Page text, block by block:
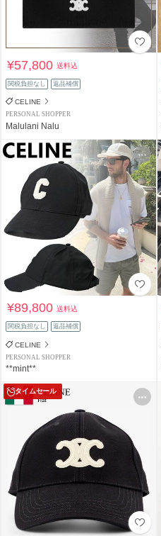
¥57,800送料込
関税負担なし 返品補償
CELINE
PERSONAL SHOPPER
Malulani Nalu
¥89,800送料込
関税負担なし 返品補償
CELINE
PERSONAL SHOPPER
**mint**
タイムセール